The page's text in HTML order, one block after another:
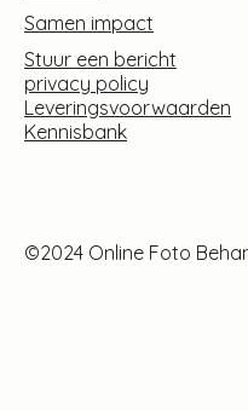
Samen impact
Stuur een bericht
privacy policy
Leveringsvoorwaarden
Kennisbank
©2024 Online Foto